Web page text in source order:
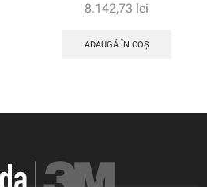
8.142,73 lei
ADAUGĂ ÎN COȘ